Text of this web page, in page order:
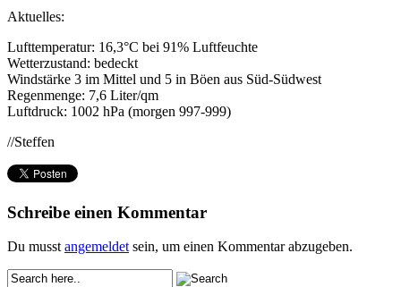
Aktuelles:
Lufttemperatur: 16,3°C bei 91% Luftfeuchte
Wetterzustand: bedeckt
Windstärke 3 im Mittel und 5 in Böen aus Süd-Südwest
Regenmenge: 7,6 Liter/qm
Luftdruck: 1002 hPa (morgen 997-999)
//Steffen
Schreibe einen Kommentar
Du musst angemeldet sein, um einen Kommentar abzugeben.